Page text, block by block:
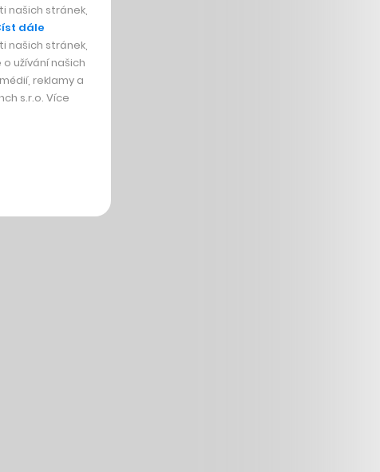
našich stránek,
dále
našich stránek,
užívání našich
reklamy a
s.r.o. Více